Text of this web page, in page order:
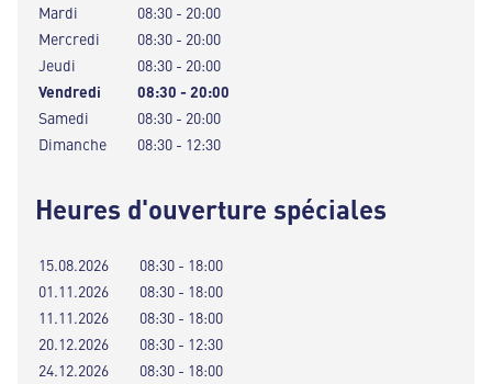
Mardi
08:30 - 20:00
Mercredi
08:30 - 20:00
Jeudi
08:30 - 20:00
Vendredi
08:30 - 20:00
Samedi
08:30 - 20:00
Dimanche
08:30 - 12:30
Heures d'ouverture spéciales
15.08.2026
08:30 - 18:00
01.11.2026
08:30 - 18:00
11.11.2026
08:30 - 18:00
20.12.2026
08:30 - 12:30
24.12.2026
08:30 - 18:00